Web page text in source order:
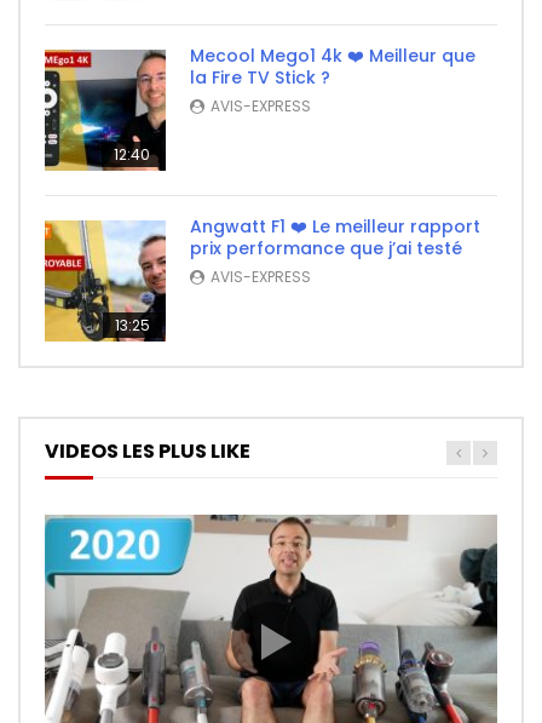
12:40
Mecool Mego1 4k ❤️ Meilleur que
la Fire TV Stick ?
AVIS-EXPRESS
13:25
Angwatt F1 ❤️ Le meilleur rapport
prix performance que j’ai testé
AVIS-EXPRESS
VIDEOS LES PLUS LIKE